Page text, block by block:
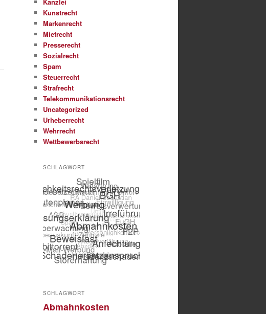
Kanzlei
Kunstrecht
Markenrecht
Mietrecht
Presserecht
Sozialrecht
Spam
Steuerrecht
Strafrecht
Telekommunikationsrecht
Uncategorized
Urheberrecht
Wehrrecht
Wettbewerbsrecht
SCHLAGWORT
SCHLAGWORT
Abmahnkosten